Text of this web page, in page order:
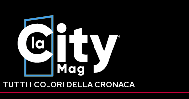
TUTTI I COLORI DELLA CRONACA